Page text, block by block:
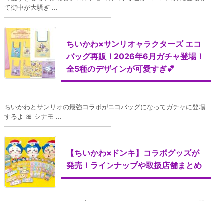
て街中が大騒ぎ ...
ちいかわ×サンリオャラクターズ エコ
バッグ再販！2026年6月ガチャ登場！
全5種のデザインが可愛すぎ💕
ちいかわとサンリオの最強コラボがエコバッグになってガチャに登場
するよ 🎀 シナモ ...
【ちいかわ×ドンキ】コラボグッズが
発売！ラインナップや取扱店舗まとめ